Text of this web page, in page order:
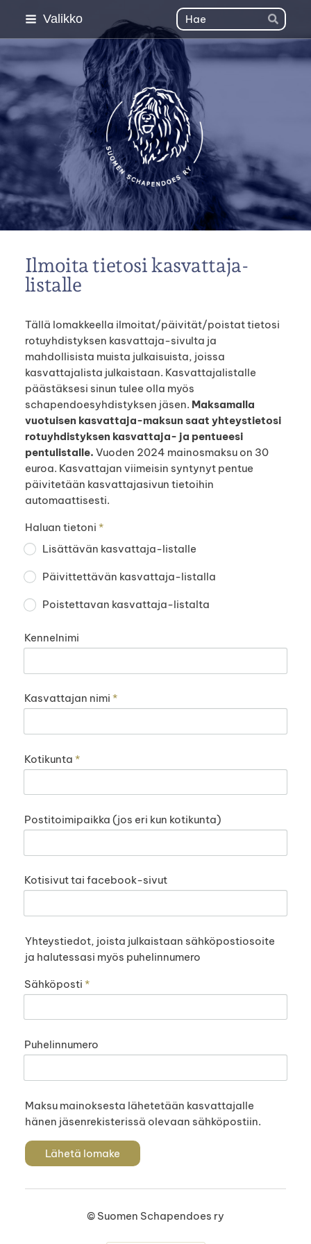
Siirry
sisältöön
Valikko Haku
Hae
Suomen Schapendoes
Ilmoita tietosi kasvattaja-
listalle
Tällä lomakkeella ilmoitat/päivität/poistat tietosi
rotuyhdistyksen kasvattaja-sivulta ja
mahdollisista muista julkaisuista, joissa
kasvattajalista julkaistaan. Kasvattajalistalle
päästäksesi sinun tulee olla myös
schapendoesyhdistyksen jäsen. Maksamalla
vuotuisen kasvattaja-maksun saat yhteystietosi
rotuyhdistyksen kasvattaja- ja pentueesi
pentulistalle. Vuoden 2024 mainosmaksu on 30
euroa. Kasvattajan viimeisin syntynyt pentue
päivitetään kasvattajasivun tietoihin
automaattisesti.
Haluan tietoni *
Lisättävän kasvattaja-listalle
Päivittettävän kasvattaja-listalla
Poistettavan kasvattaja-listalta
Kennelnimi
Kasvattajan nimi *
Kotikunta *
Postitoimipaikka (jos eri kun kotikunta)
Kotisivut tai facebook-sivut
Yhteystiedot, joista julkaistaan sähköpostiosoite
ja halutessasi myös puhelinnumero
Sähköposti *
Puhelinnumero
Maksu mainoksesta lähetetään kasvattajalle
hänen jäsenrekisterissä olevaan sähköpostiin.
Lähetä lomake
© Suomen Schapendoes ry